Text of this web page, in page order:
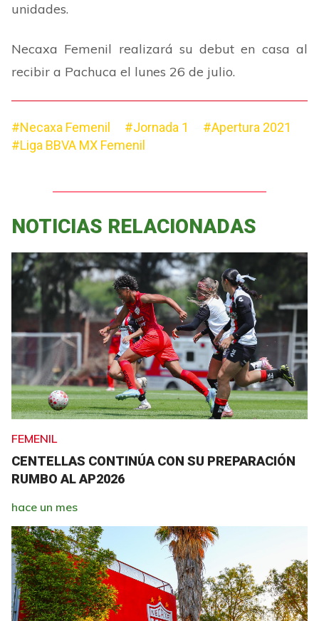
unidades.
Necaxa Femenil realizará su debut en casa al
recibir a Pachuca el lunes 26 de julio.
#Necaxa Femenil #Jornada 1
#Apertura 2021
#Liga BBVA MX Femenil
NOTICIAS RELACIONADAS
FEMENIL
CENTELLAS CONTINÚA CON SU PREPARACIÓN
RUMBO AL AP2026
hace un mes